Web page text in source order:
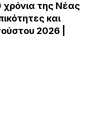
χρόνια της Νέας
και
2026 |